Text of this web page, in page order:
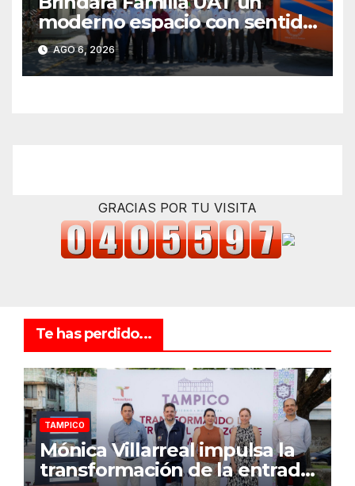
moderno espacio con sentido
humano en la nueva sede del
COMASS
AGO 6, 2026
GRACIAS POR TU VISITA
Te has perdido...
TAMPICO
Mónica Villarreal impulsa la
transformación de la entrada